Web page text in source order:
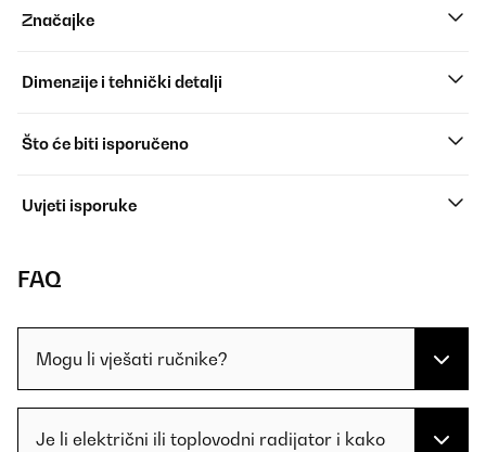
Značajke
Dimenzije i tehnički detalji
Što će biti isporučeno
Uvjeti isporuke
FAQ
Mogu li vješati ručnike?
Je li električni ili toplovodni radijator i kako